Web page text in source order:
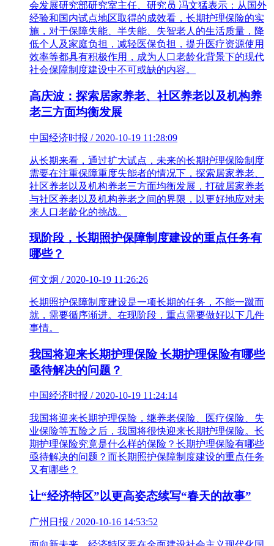
会发展研究部研究室主任、研究员 冯文猛表示：从国外
经验和国内试点地区取得的成效看，长期护理保险的实
施，对于保障失能、半失能、失智老人的生活质量，降
低个人及家庭负担，减轻医保负担，提升医疗资源使用
效率等都具有积极作用，成为人口老龄化背景下的现代
社会保障制度建设中不可或缺的内容。
高庆波：探索居家养老、社区养老以及机构养
老三方面均衡发展
中国经济时报 / 2020-10-19 11:28:09
从长期来看，通过扩大试点，未来的长期护理保险制度
需要在注重保障重度失能者的情况下，探索居家养老、
社区养老以及机构养老三方面均衡发展，打破居家养老
与社区养老以及机构养老之间的界限，以更好地应对未
来人口老龄化的挑战。
现阶段，长期照护保障制度建设的重点任务有
哪些？
何文炯 / 2020-10-19 11:26:26
长期照护保障制度建设是一项长期的任务，不能一蹴而
就，需要循序渐进。在现阶段，重点需要做好以下几件
事情。
我国将迎来长期护理保险 长期护理保险有哪些
亟待解决的问题？
中国经济时报 / 2020-10-19 11:24:14
我国将迎来长期护理保险，继养老保险、医疗保险、失
业保险等五险之后，我国将很快迎来长期护理保险。长
期护理保险究竟是什么样的保险？长期护理保险有哪些
亟待解决的问题？而长期照护保障制度建设的重点任务
又有哪些？
让“经济特区”以更高姿态续写“春天的故事”
广州日报 / 2020-10-16 14:53:52